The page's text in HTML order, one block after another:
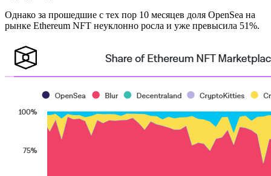
Однако за прошедшие с тех пор 10 месяцев доля OpenSea на
рынке Ethereum NFT неуклонно росла и уже превысила 51%.